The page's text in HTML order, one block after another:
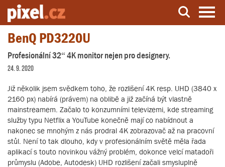
Server o natáčení a zpracování videa
BenQ PD3220U
Profesionální 32“ 4K monitor nejen pro designery.
24. 9. 2020
Již několik jsem svědkem toho, že rozlišení 4K resp. UHD (3840 x
2160 px) nabírá (právem) na oblibě a již začíná být vlastně
mainstreamem. Začalo to konzumními televizemi, kde streaming
služby typu Netflix a YouTube konečně mají co nabídnout a
nakonec se mnohým z nás prodral 4K zobrazovač až na pracovní
stůl. Není to tak dlouho, kdy v profesionálním světě měla řada
aplikací s touto novinkou vážný problém, dokonce velcí matadoři
průmyslu (Adobe, Autodesk) UHD rozlišení začali smysluplně